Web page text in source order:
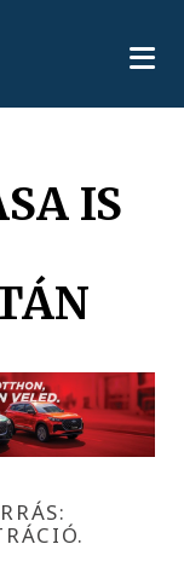
IS